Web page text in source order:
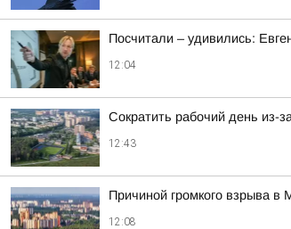
Посчитали – удивились:
12:04
Сократить рабочий день
12:43
Причиной громкого взрыва в
12:08